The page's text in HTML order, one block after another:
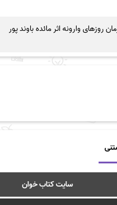
روزهای وارونه اثر مائده باوند پور
سایت کتاب خوان